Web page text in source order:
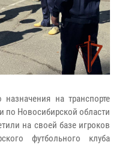
на транспорте
по Новосибирской области
на своей базе игроков
футбольного клуба